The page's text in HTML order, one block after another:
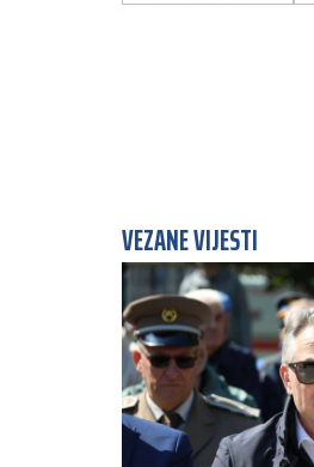
VEZANE VIJESTI